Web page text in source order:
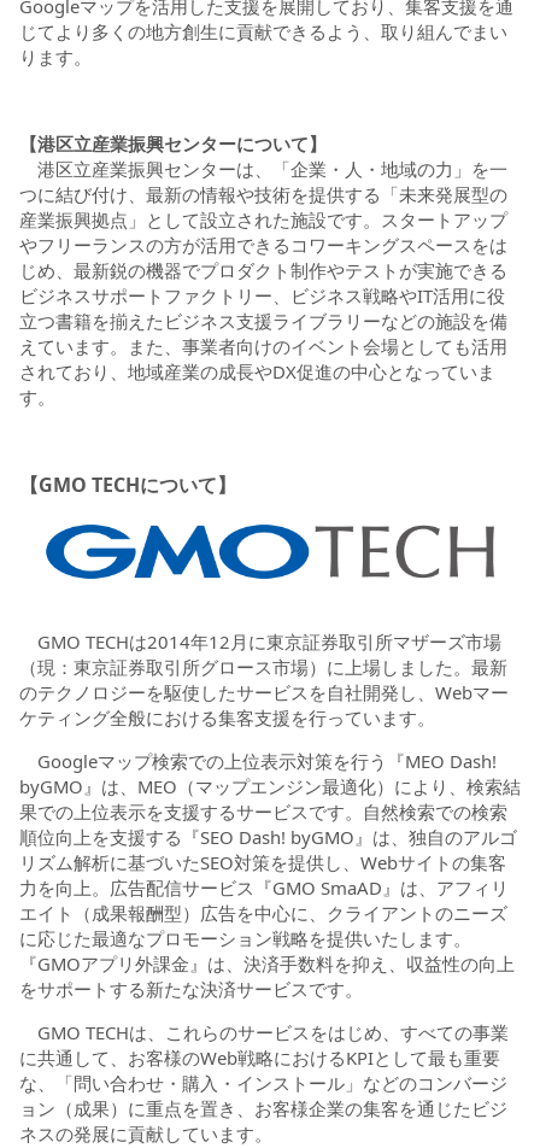
Googleマップを活用した支援を展開しており、集客支援を通
じてより多くの地方創生に貢献できるよう、取り組んでまい
ります。
【港区立産業振興センターについて】
港区立産業振興センターは、「企業・人・地域の力」を一
つに結び付け、最新の情報や技術を提供する「未来発展型の
産業振興拠点」として設立された施設です。スタートアップ
やフリーランスの方が活用できるコワーキングスペースをは
じめ、最新鋭の機器でプロダクト制作やテストが実施できる
ビジネスサポートファクトリー、ビジネス戦略やIT活用に役
立つ書籍を揃えたビジネス支援ライブラリーなどの施設を備
えています。また、事業者向けのイベント会場としても活用
されており、地域産業の成長やDX促進の中心となっていま
す。
【GMO TECHについて】
GMO TECHは2014年12月に東京証券取引所マザーズ市場
（現：東京証券取引所グロース市場）に上場しました。最新
のテクノロジーを駆使したサービスを自社開発し、Webマー
ケティング全般における集客支援を行っています。
Googleマップ検索での上位表示対策を行う『MEO Dash!
byGMO』は、MEO（マップエンジン最適化）により、検索結
果での上位表示を支援するサービスです。自然検索での検索
順位向上を支援する『SEO Dash! byGMO』は、独自のアルゴ
リズム解析に基づいたSEO対策を提供し、Webサイトの集客
力を向上。広告配信サービス『GMO SmaAD』は、アフィリ
エイト（成果報酬型）広告を中心に、クライアントのニーズ
に応じた最適なプロモーション戦略を提供いたします。
『GMOアプリ外課金』は、決済手数料を抑え、収益性の向上
をサポートする新たな決済サービスです。
GMO TECHは、これらのサービスをはじめ、すべての事業
に共通して、お客様のWeb戦略におけるKPIとして最も重要
な、「問い合わせ・購入・インストール」などのコンバージ
ョン（成果）に重点を置き、お客様企業の集客を通じたビジ
ネスの発展に貢献しています。